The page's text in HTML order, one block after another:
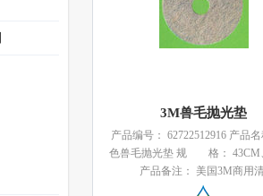
3M兽毛抛光垫
产品编号： 62722512916 产品
色兽毛抛光垫 规 格： 43CM
产品备注： 美国3M商用